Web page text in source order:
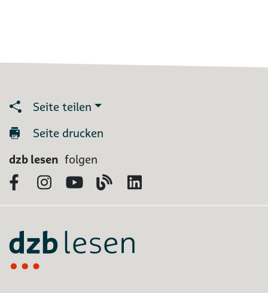
Seite teilen
Seite drucken
dzb lesen folgen
FacebookInstagram
YouTubeBlog